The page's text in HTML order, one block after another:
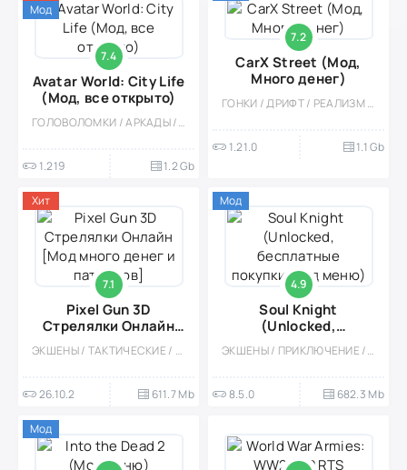
7.4
Avatar World: City Life
(Мод, все открыто)
ГОЛОВОЛОМКИ / АРКАДЫ / ДЛЯ ДЕТЕЙ / ДЕВОЧКАМ / РОЛЕВЫЕ / ОДНОПОЛЬЗОВАТЕЛЬСКИЕ / СИМУЛЯТОРЫ / СИМУЛЯТОРЫ ЖИЗНИ / СТИЛИЗАЦИЯ / ОФЛАЙН / МОД / ВСТРОЕННЫЙ КЕШ / БОЛЬШАЯ
1.219 1.2 Gb
Мод
7.2
CarX Street (Мод,
Много денег)
ГОНКИ / ДРИФТ / РЕАЛИЗМ / КАЗУАЛЬНЫЕ / СТИЛИЗАЦИЯ / ОДНОПОЛЬЗОВАТЕЛЬСКИЕ / ОФЛАЙН / МОД / БОЛЬШАЯ / ОТКРЫТЫЙ МИР / 3D / ВСТРОЕННЫЙ КЕШ / АРКАДЫ
1.21.0 1.1 Gb
7.1
Pixel Gun 3D
Стрелялки Онлайн
[Мод много денег и
патронов]
ЭКШЕНЫ / ТАКТИЧЕСКИЕ / ОНЛАЙН / ШУТЕРЫ / ВСТРОЕННЫЙ КЕШ / БОЛЬШАЯ / СТИЛИЗАЦИЯ / СОРЕВНОВАТЕЛЬНАЯ / МНОГОПОЛЬЗОВАТЕЛЬСКАЯ / ПИКСЕЛЬНАЯ
26.10.2 611.7 Mb
Хит
4.9
Soul Knight
(Unlocked,
бесплатные покупки,
мод меню)
ЭКШЕНЫ / ПРИКЛЮЧЕНИЕ / ОТКРЫТЫЙ МИР / ОДНОПОЛЬЗОВАТЕЛЬСКИЕ / ОДНА ЖИЗНЬ / ИНДИ / ВИД СВЕРХУ / СЛОЖНАЯ / АТМОСФЕРНАЯ / ИССЛЕДОВАНИЯ / РОЛЕВЫЕ / РОГАЛИК / КАЗУАЛЬНЫЕ / ОФЛАЙН / СТИЛИЗАЦИЯ / ПИКСЕЛЬНАЯ / ГЕРОИЧЕСКИЕ ШУТЕРЫ / МОД / ВСТРОЕННЫЙ КЕШ / БОЛЬШАЯ
8.5.0 682.3 Mb
Мод
Мод